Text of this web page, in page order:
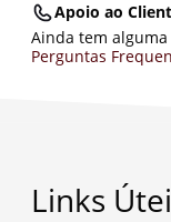
Apoio ao
Ainda tem
Perguntas
Links